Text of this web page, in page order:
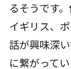
るそうです
イギリス、
話が興味深
に繋がって